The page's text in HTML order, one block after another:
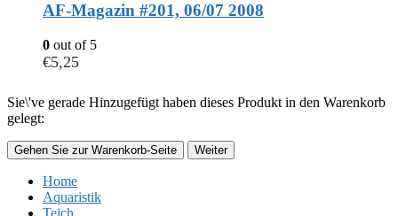
AF-Magazin #201, 06/07 2008
0 out of 5
€5,25
Sie\'ve gerade Hinzugefügt haben dieses Produkt in den Warenkorb
gelegt:
Gehen Sie zur Warenkorb-Seite Weiter
Home
Aquaristik
Teich